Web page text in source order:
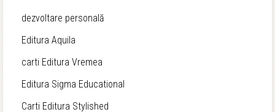
dezvoltare personală
Editura Aquila
carti Editura Vremea
Editura Sigma Educational
Carti Editura Stylished